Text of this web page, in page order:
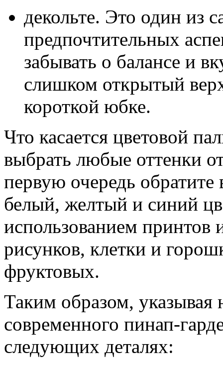
декольте. Это один из
предпочтительных
забывать о балансе и
слишком открытый
короткой юбке.
Что касается цветовой
выбрать любые оттенки
первую очередь
белый, желтый и синий
использованием принтов
рисунков, клетки и
фруктовых.
Таким образом,
современного пинап-
следующих деталях: